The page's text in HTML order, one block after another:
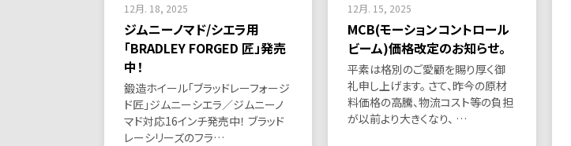
12月. 18, 2025
ジムニーノマド/シエラ用
「BRADLEY FORGED 匠」発売
中！
鍛造ホイール「ブラッドレーフォージ
ド匠」ジムニーシエラ／ジムニーノ
マド対応16インチ発売中！ ブラッド
レーシリーズのフラ…
12月. 15, 2025
MCB(モーションコントロール
ビーム)価格改定のお知らせ。
平素は格別のご愛顧を賜り厚く御
礼申し上げます。 さて、昨今の原材
料価格の高騰、物流コスト等の負担
が以前より大きくなり、 …